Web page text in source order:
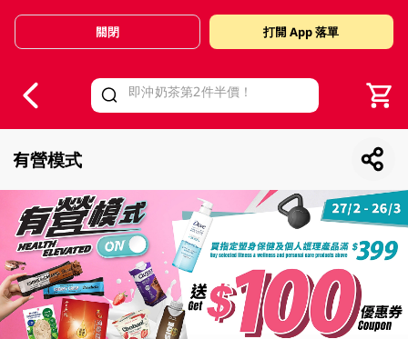
Valid Until 30 June 2026
關閉 打開 App 落單
有營模式